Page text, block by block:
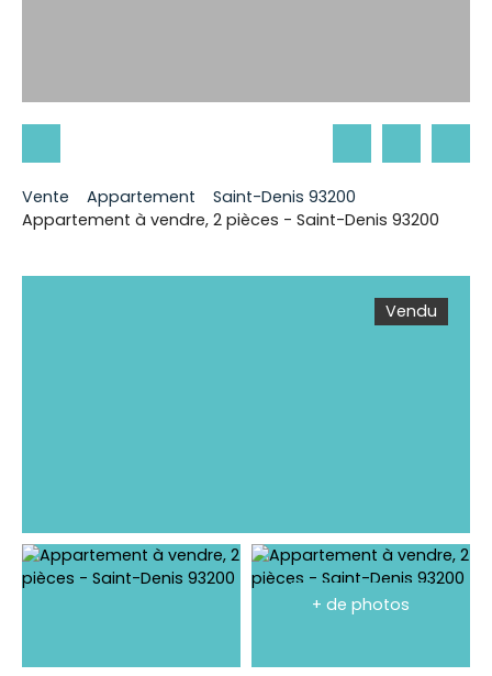
Vente Appartement
Saint-Denis 93200
Appartement à vendre, 2 pièces - Saint-Denis 93200
Vendu
+ de photos